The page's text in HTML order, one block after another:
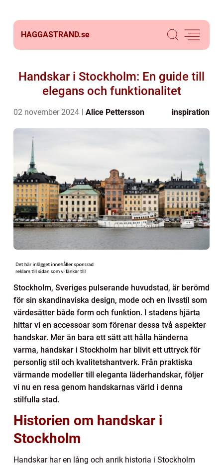
HAGGASTRAND.se
Handskar i Stockholm: En guide till
elegans och funktionalitet
02 november 2024 Alice Pettersson inspiration
Stockholm, Sveriges pulserande huvudstad, är berömd
för sin skandinaviska design, mode och en livsstil som
värdesätter både form och funktion. I stadens hjärta
hittar vi en accessoar som förenar dessa två aspekter
handskar. Mer än bara ett sätt att hålla händerna
varma, handskar i Stockholm har blivit ett uttryck för
personlig stil och kvalitetshantverk. Från praktiska
värmande modeller till eleganta läderhandskar, följer
vi nu en resa genom handskarnas värld i denna
stilfulla stad.
Historien om handskar i
Stockholm
Handskar har en lång och anrik historia i Stockholm